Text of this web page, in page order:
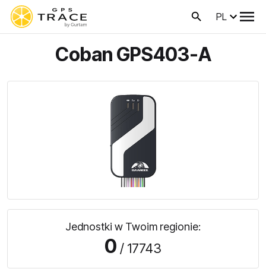
PL
Coban GPS403-A
Jednostki w Twoim regionie:
0 / 17743